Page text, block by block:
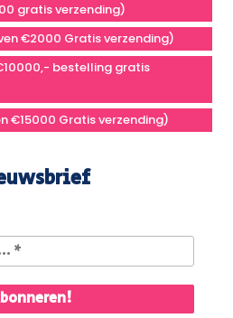
gratis verzending)
€2000 Gratis verzending)
bestelling gratis
€15000 Gratis verzending)